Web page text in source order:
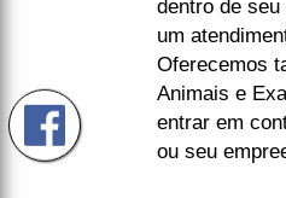
dentro de
um
Oferecemos
Animais e
entrar em
ou seu